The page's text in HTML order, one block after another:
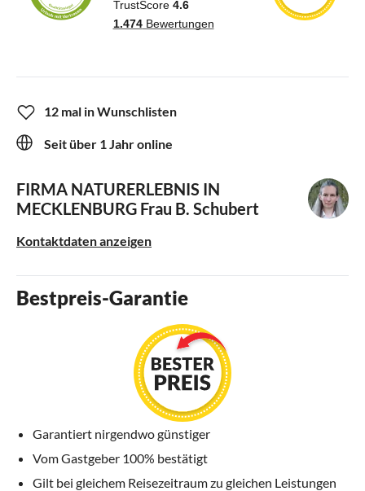
12 mal in Wunschlisten
Seit über 1 Jahr online
FIRMA NATURERLEBNIS IN
MECKLENBURG Frau B. Schubert
Kontaktdaten anzeigen
Bestpreis-Garantie
Garantiert nirgendwo günstiger
Vom Gastgeber 100% bestätigt
Gilt bei gleichem Reisezeitraum zu gleichen Leistungen